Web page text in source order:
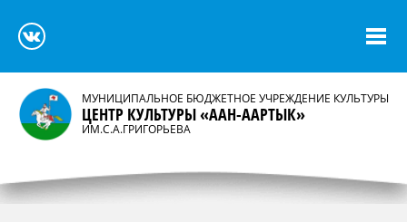
МУНИЦИПАЛЬНОЕ БЮДЖЕТНОЕ УЧРЕЖДЕНИЕ КУЛЬТУРЫ
ЦЕНТР КУЛЬТУРЫ «ААН-ААРТЫК»
ИМ.С.А.ГРИГОРЬЕВА